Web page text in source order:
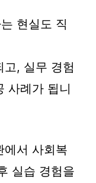
현실도 직
, 실무 경험
사례가 됩니
에서 사회복
실습 경험을